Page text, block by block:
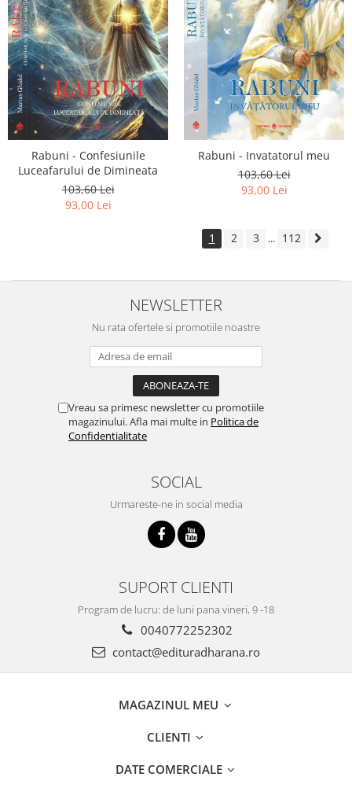
Rabuni - Confesiunile
Luceafarului de Dimineata
103,60 Lei
93,00 Lei
Rabuni - Invatatorul meu
103,60 Lei
93,00 Lei
1 2 3 ... 112
NEWSLETTER
Nu rata ofertele si promotiile noastre
Vreau sa primesc newsletter cu promotiile
magazinului. Afla mai multe in Politica de
Confidentialitate
SOCIAL
Urmareste-ne in social media
SUPORT CLIENTI
Program de lucru: de luni pana vineri, 9 -18
0040772252302
contact@edituradharana.ro
MAGAZINUL MEU
CLIENTI
DATE COMERCIALE